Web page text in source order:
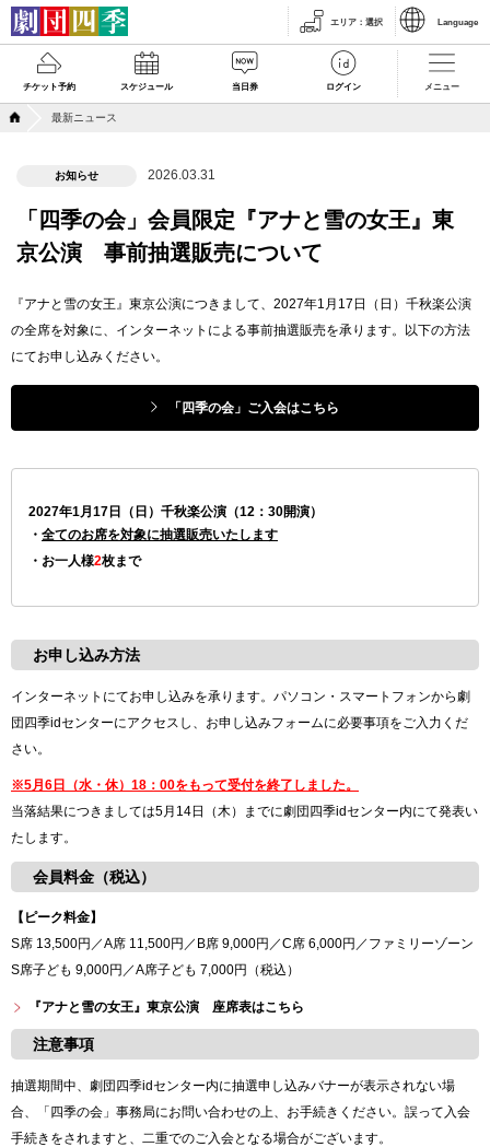
エリア ： 選択 Language
チケット予約 スケジュール 当日券 ログイン メニュー
最新ニュース
お知らせ 2026.03.31
「四季の会」会員限定『アナと雪の女王』東
京公演 事前抽選販売について
『アナと雪の女王』東京公演につきまして、2027年1月17日（日）千秋楽公演
の全席を対象に、インターネットによる事前抽選販売を承ります。以下の方法
にてお申し込みください。
「四季の会」ご入会はこちら
2027年1月17日（日）千秋楽公演（12：30開演）
・ 全てのお席を対象に抽選販売いたします
・お一人様2枚まで
お申し込み方法
インターネットにてお申し込みを承ります。パソコン・スマートフォンから劇
団四季idセンターにアクセスし、お申し込みフォームに必要事項をご入力くだ
さい。
※5月6日（水・休）18：00をもって受付を終了しました。
当落結果につきましては5月14日（木）までに劇団四季idセンター内にて発表い
たします。
会員料金（税込）
【ピーク料金】
S席 13,500円／A席 11,500円／B席 9,000円／C席 6,000円／ファミリーゾーン
S席子ども 9,000円／A席子ども 7,000円（税込）
『アナと雪の女王』東京公演 座席表はこちら
注意事項
抽選期間中、劇団四季idセンター内に抽選申し込みバナーが表示されない場
合、「四季の会」事務局にお問い合わせの上、お手続きください。誤って入会
手続きをされますと、二重でのご入会となる場合がございます。